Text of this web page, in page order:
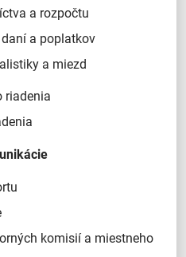
a rozpočtu
a poplatkov
a miezd
riadenia
komisií a miestneho